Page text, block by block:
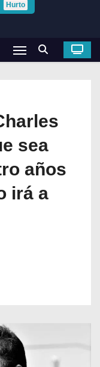
Hurto
sea
años
irá a